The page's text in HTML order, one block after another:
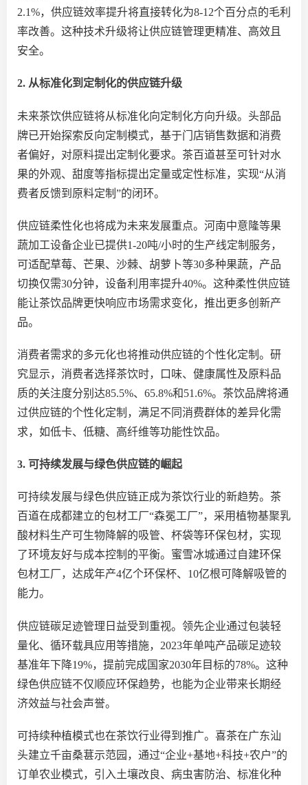
2.1%，供应链效率提升将直接转化为8-12个百分点的毛利
率改善。这种技术升级将让供应链管理更精准、高效 且
安全。
2. 从标准化到定制化的供应链升级
未来茶饮供应链将从标准化向定制化方向升级。头部品
牌已开始探索反向定制模式，基于门店销售数据和消费
者偏好，对原料提出定制化要求。 茶百道甚至可针对水
果的外观、甜度等指标提出定量或定性标准，实现“从消
费者反馈到原料定制”的闭环。
供应链柔性化也将成为未来发展重点。河南中意隆等果
蔬加工设备企业已提供1-20吨/小时的生产线定制服务，
可适配草莓、芒果、沙棘、胡萝卜等30多种果蔬，产品
切换仅需30分钟，设备利用率提升40%。 这种柔性供应链
能让茶饮品牌更快响应市场需求变化，推出更多创新产
品。
消费者需求的多元化也将推动供应链的个性化定制。研
究显示，消费者选择茶饮时，口味、健康属性及原料品
质的关注度分别达85.5%、65.8%和51.6%。茶饮品牌将通
过供应链的个性化定制，满足不同消费群体的差异化需
求，如低卡、低糖、高纤维等功能性饮品。
3. 可持续发展与绿色供应链的崛起
可持续发展与绿色供应链正成为茶饮行业的新趋势。茶
百道在成都建立的包材工厂“森冕工厂”， 采用植物基聚乳
酸材料生产可生物降解的吸管、杯袋等环保包材，实现
了环境友好与成本控制的平衡。 蜜雪冰城通过自建环保
包材工厂，达成年产4亿个环保杯、10亿根可降解吸管的
能力。
供应链碳足迹管理日益受到重视。领先企业通过包装轻
量化、循环载具应用等措施， 2023年单吨产品碳足迹较
基准年下降19%，提前完成国家2030年目标的78%。 这种
绿色供应链不仅顺应环保趋势，也能为企业带来长期经
济效益与社会声誉。
可持续种植模式也在茶饮行业得到推广。 喜茶在广东汕
头建立千亩桑葚示范园，通过“企业+基地+科技+农户”的
订单农业模式，引入土壤改良、病虫害防治、标准化种